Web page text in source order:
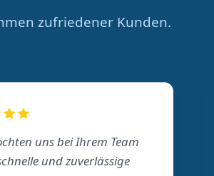
zufriedener Kunden.
uns bei Ihrem Team
und zuverlässige